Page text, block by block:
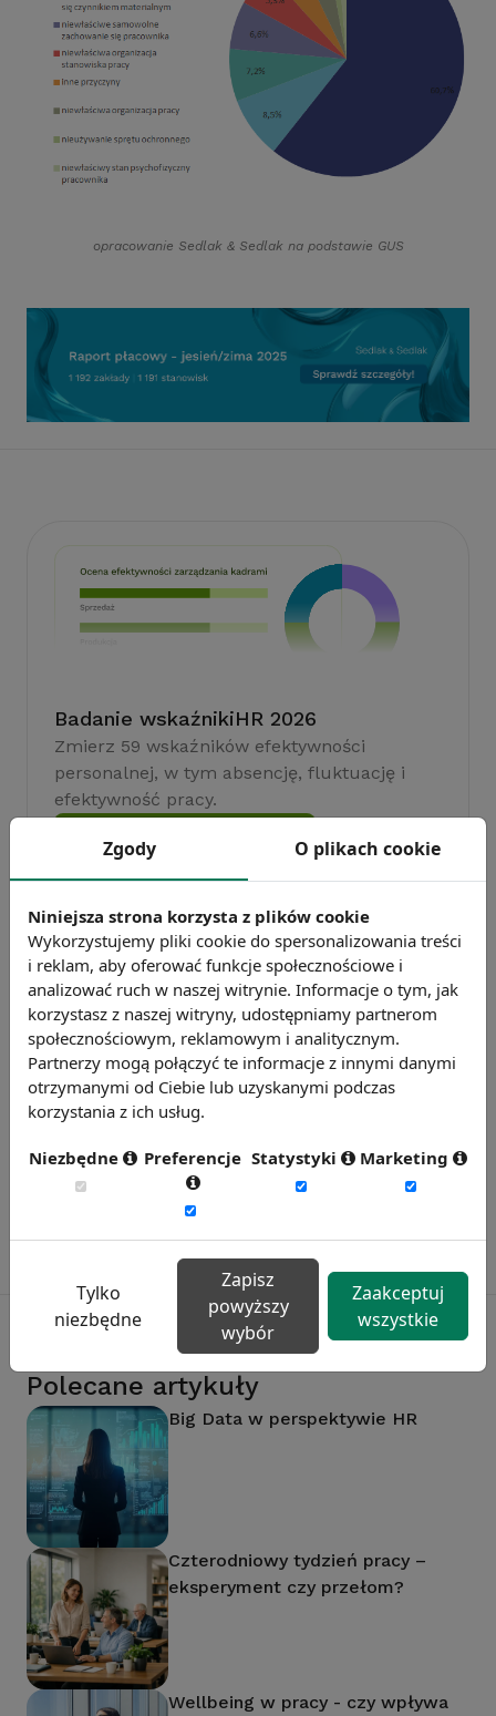
opracowanie Sedlak &Sedlak na podstawie GUS
Badanie wskaźnikiHR 2026
Zmierz 59 wskaźników efektywności
personalnej, w tym absencję, fluktuację i
efektywność pracy.
Badanie satysfakcji w Twojej firmie
13 wymiarów oceny, aktualne benchmarki
Dowiedz się więcej
Polecane artykuły
Big Data w perspektywie HR
Czterodniowy tydzień pracy –
eksperyment czy przełom?
Wellbeing w pracy - czy wpływa
Zgody O plikach cookie
Niniejsza strona korzysta z plików cookie
Wykorzystujemy pliki cookie do spersonalizowania treści
i reklam, aby oferować funkcje społecznościowe i
analizować ruch w naszej witrynie. Informacje o tym, jak
korzystasz z naszej witryny, udostępniamy partnerom
społecznościowym, reklamowym i analitycznym.
Partnerzy mogą połączyć te informacje z innymi danymi
otrzymanymi od Ciebie lub uzyskanymi podczas
korzystania z ich usług.
Niezbędne Preferencje Statystyki Marketing
Tylko
niezbędne
Zapisz
powyższy
wybór
Zaakceptuj
wszystkie